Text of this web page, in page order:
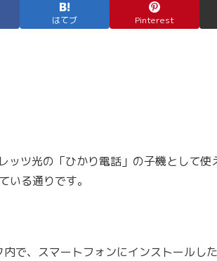
はてブ Pinterest
ッツ光の「ひかり電話」の子機として
いる通りです。
で、スマートフォンにインストールし